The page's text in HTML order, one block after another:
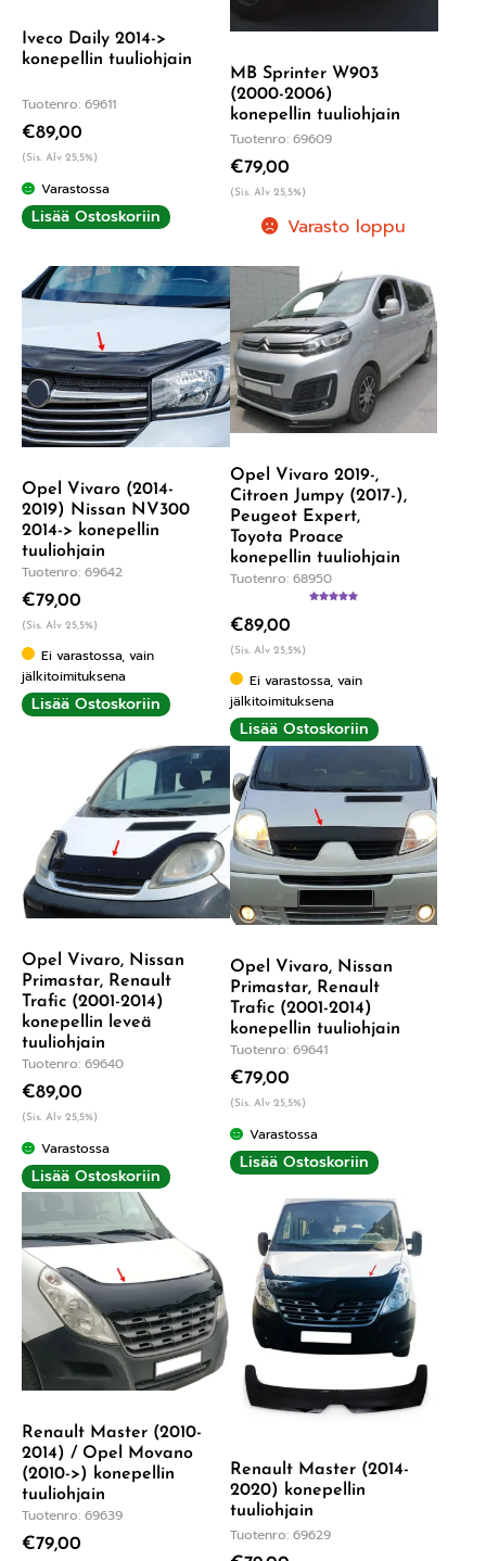
Iveco Daily 2014->
konepellin tuuliohjain
Tuotenro: 69611
€89,00
(Sis. Alv 25,5%)
Varastossa
Lisää Ostoskoriin
MB Sprinter W903
(2000-2006)
konepellin tuuliohjain
Tuotenro: 69609
€79,00
(Sis. Alv 25,5%)
Varasto loppu
Opel Vivaro (2014-
2019) Nissan NV300
2014-> konepellin
tuuliohjain
Tuotenro: 69642
€79,00
(Sis. Alv 25,5%)
Ei varastossa, vain
jälkitoimituksena
Lisää Ostoskoriin
Opel Vivaro 2019-,
Citroen Jumpy (2017-),
Peugeot Expert,
Toyota Proace
konepellin tuuliohjain
Tuotenro: 68950
€89,00
(Sis. Alv 25,5%)
Ei varastossa, vain
jälkitoimituksena
Lisää Ostoskoriin
Opel Vivaro, Nissan
Primastar, Renault
Trafic (2001-2014)
konepellin leveä
tuuliohjain
Tuotenro: 69640
€89,00
(Sis. Alv 25,5%)
Varastossa
Lisää Ostoskoriin
Opel Vivaro, Nissan
Primastar, Renault
Trafic (2001-2014)
konepellin tuuliohjain
Tuotenro: 69641
€79,00
(Sis. Alv 25,5%)
Varastossa
Lisää Ostoskoriin
Renault Master (2010-
2014) / Opel Movano
(2010->) konepellin
tuuliohjain
Tuotenro: 69639
€79,00
Renault Master (2014-
2020) konepellin
tuuliohjain
Tuotenro: 69629